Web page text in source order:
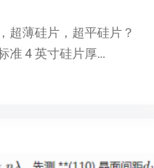
超薄硅片，超平硅片？
准 4 英寸硅片厚…